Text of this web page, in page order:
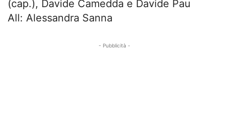
(cap.), Davide Camedda e Davide Pau
All: Alessandra Sanna
- Pubblicità -